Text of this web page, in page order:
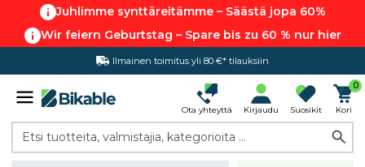
Juhlimme synttäreitämme – Säästä jopa 60%
Wir feiern Geburtstag – Spare bis zu 60 % nur hier
Ilmainen toimitus yli 80 €* tilauksiin
Hintatakuu
Ota yhteyttä Kirjaudu Suosikit
0
Kori
Etsi tuotteita, valmistajia, kategorioita ...